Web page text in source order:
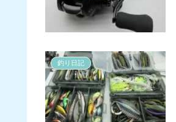
釣り日記